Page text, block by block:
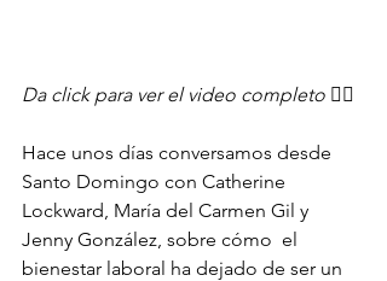
Da click para ver el video completo ☝🏻
Hace unos días conversamos desde
Santo Domingo con Catherine
Lockward, María del Carmen Gil y
Jenny González, sobre cómo  el
bienestar laboral ha dejado de ser un